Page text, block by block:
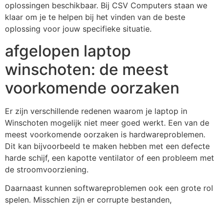
oplossingen beschikbaar. Bij CSV Computers staan we
klaar om je te helpen bij het vinden van de beste
oplossing voor jouw specifieke situatie.
afgelopen laptop
winschoten: de meest
voorkomende oorzaken
Er zijn verschillende redenen waarom je laptop in
Winschoten mogelijk niet meer goed werkt. Een van de
meest voorkomende oorzaken is hardwareproblemen.
Dit kan bijvoorbeeld te maken hebben met een defecte
harde schijf, een kapotte ventilator of een probleem met
de stroomvoorziening.
Daarnaast kunnen softwareproblemen ook een grote rol
spelen. Misschien zijn er corrupte bestanden,